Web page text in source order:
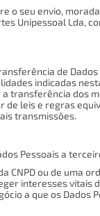
o seu envio,
Unipessoal Lda,
de
indicadas
transferência dos
de leis e regras
transmissões.
Pessoais a
CNPD ou de uma
interesses vitais
a que os Dados